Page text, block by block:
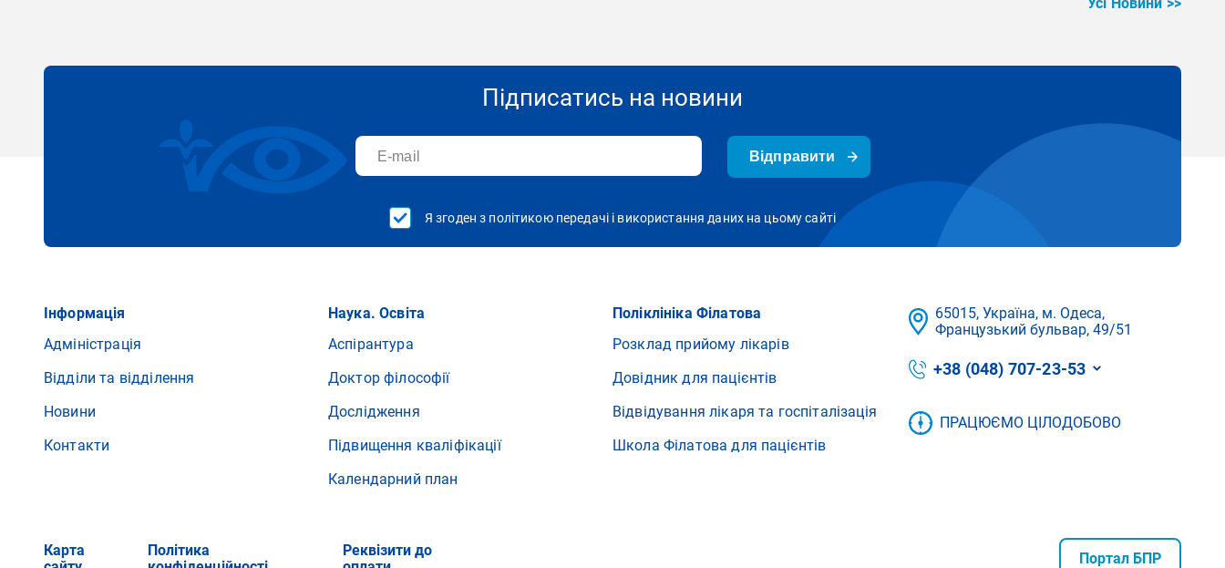
Підписатись на новини
Відправити
Я згоден з політикою передачі і використання даних на цьому сайті
Інформація
Адміністрація
Відділи та відділення
Новини
Контакти
Наука. Освіта
Аспірантура
Доктор філософії
Дослідження
Підвищення кваліфікації
Календарний план
Поліклініка Філатова
Розклад прийому лікарів
Довідник для пацієнтів
Відвідування лікаря та госпіталізація
Школа Філатова для пацієнтів
65015, Україна, м. Одеса,
Французький бульвар, 49/51
+38 (048) 707-23-53
ПРАЦЮЄМО ЦІЛОДОБОВО
Карта
Політика
Реквізити до
Портал БПР